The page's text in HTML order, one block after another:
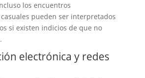
los encuentros
pueden ser interpretados
si existen indicios de que no
electrónica y redes